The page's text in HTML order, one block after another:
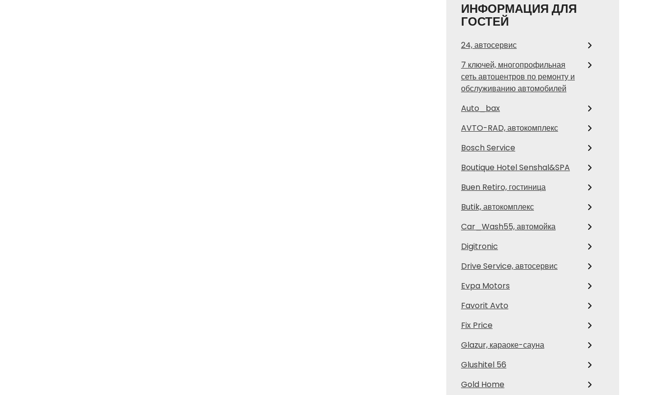
ИНФОРМАЦИЯ ДЛЯ
ГОСТЕЙ
24, автосервис
7 ключей, многопрофильная
сеть автоцентров по ремонту и
обслуживанию автомобилей
Auto_bax
AVTO-RAD, автокомплекс
Bosch Service
Boutique Hotel Senshal&SPA
Buen Retiro, гостиница
Butik, автокомплекс
Car_Wash55, автомойка
Digitronic
Drive Service, автосервис
Evpa Motors
Favorit Avto
Fix Price
Glazur, караоке-сауна
Glushitel 56
Gold Home